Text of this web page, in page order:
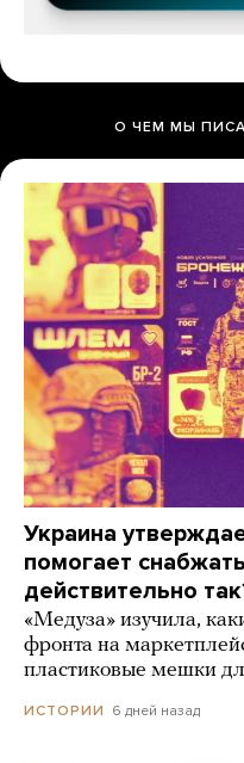
О ЧЕМ МЫ
Украина
помогает
действительно
«Медуза» изучила,
фронта на
пластиковые мешки
ИСТОРИИ 6 дней назад